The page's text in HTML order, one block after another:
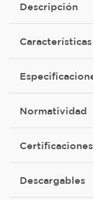
Descripción
Características
Normatividad
Certificaciones
Descargables